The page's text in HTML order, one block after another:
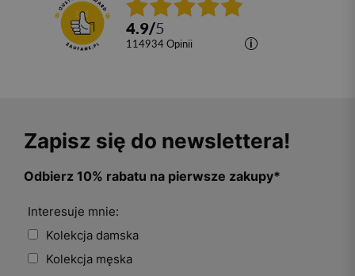
4.9/5
114934 opinii
Zapisz się do newslettera!
Odbierz 10% rabatu na pierwsze zakupy*
Interesuje mnie:
Kolekcja damska
Kolekcja męska